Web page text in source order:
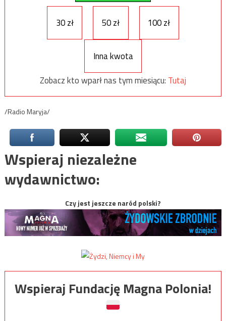
30 zł 50 zł 100 zł
Inna kwota
Zobacz kto wparł nas tym miesiącu: Tutaj
/Radio Maryja/
Wspieraj niezależne
wydawnictwo:
Czy jest jeszcze naród polski?
Wspieraj Fundację Magna Polonia!